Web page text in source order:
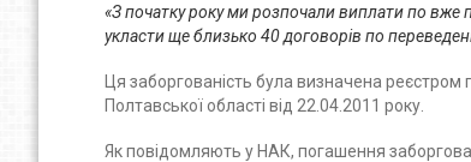
«З початку року ми розпочали виплати по вже
укласти ще близько 40 договорів по
Ця заборгованість була визначена
Полтавської області від 22.04.2011 року.
Як повідомляють у НАК, погашення